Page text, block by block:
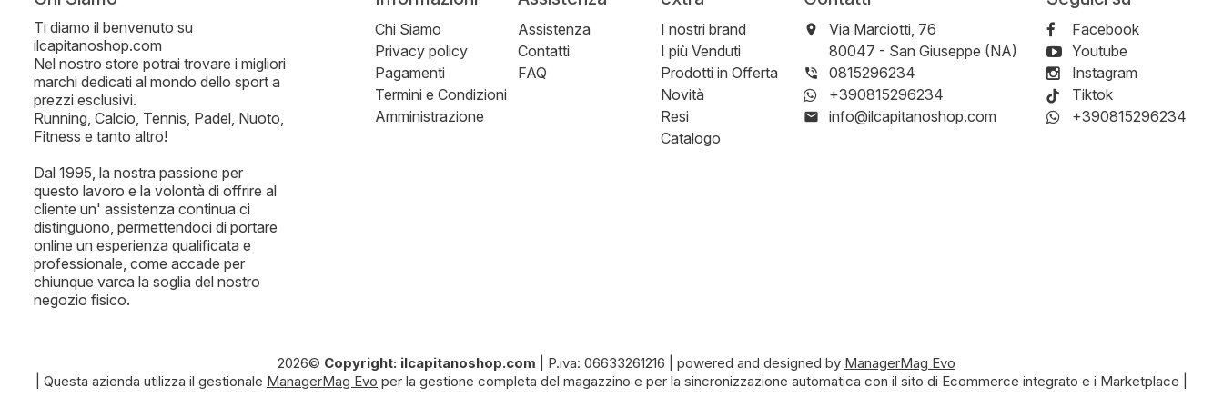
Ti diamo il benvenuto su
ilcapitanoshop.com
Nel nostro store potrai trovare i migliori
marchi dedicati al mondo dello sport a
prezzi esclusivi.
Running, Calcio, Tennis, Padel, Nuoto,
Fitness e tanto altro!
Dal 1995, la nostra passione per
questo lavoro e la volontà di offrire al
cliente un' assistenza continua ci
distinguono, permettendoci di portare
online un esperienza qualificata e
professionale, come accade per
chiunque varca la soglia del nostro
negozio fisico.
Chi Siamo
Privacy policy
Pagamenti
Termini e Condizioni
Amministrazione
Assistenza
Contatti
FAQ
I nostri brand
I più Venduti
Prodotti in Offerta
Novità
Resi
Catalogo
Via Marciotti, 76
-
80047 - San Giuseppe (NA)
0815296234
+390815296234
info@ilcapitanoshop.com
Facebook
Youtube
Instagram
Tiktok
+390815296234
2026© Copyright: ilcapitanoshop.com P.iva: 06633261216 powered and designed by ManagerMag Evo
| Questa azienda utilizza il gestionale ManagerMag Evo per la gestione completa del magazzino e per la sincronizzazione automatica con il sito di Ecommerce integrato e i Marketplace |